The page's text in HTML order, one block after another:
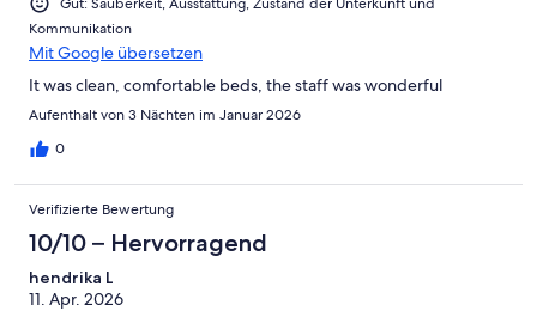
Kommunikation
Mit Google übersetzen
It was clean, comfortable beds, the staff was wonderful
Aufenthalt von 3 Nächten im Januar 2026
0
Verifizierte Bewertung
10/10 – Hervorragend
hendrika L
11. Apr. 2026